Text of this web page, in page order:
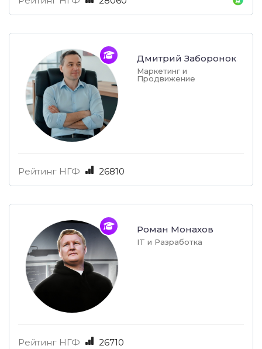
Дмитрий Заборонок
Маркетинг и
Продвижение
Рейтинг НГФ 26810
Роман Монахов
IT и Разработка
Рейтинг НГФ 26710